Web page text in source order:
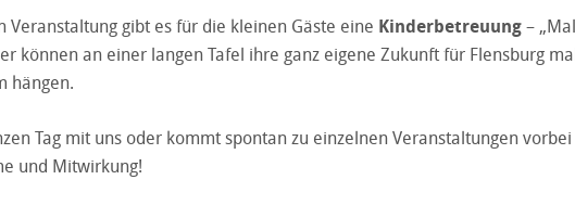
Veranstaltung gibt es für die kleinen Gäste eine Kinderbetreuung–
können an einer langen Tafel ihre ganz eigene Zukunft für Flensburg
hängen.
Tag mit uns oder kommt spontan zu einzelnen Veranstaltungen
und Mitwirkung!